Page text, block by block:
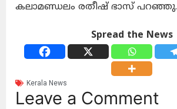
കലാമണ്ഡലം രതീഷ് ഭാസ് പറഞ്ഞു.
Spread the News
Kerala News
Leave a Comment